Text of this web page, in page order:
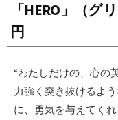
「HERO」（
円
“わたしだけの、心の
力強く突き抜けるよ
に、勇気を与えてく